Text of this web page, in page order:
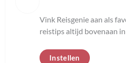
Vink Reisgenie aan als
reistips altijd bovenaan in
Instellen